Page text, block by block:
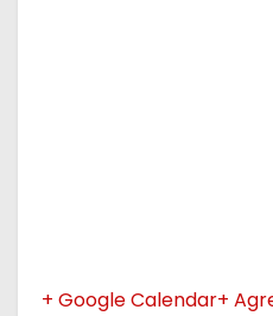
+ Google Calendar+